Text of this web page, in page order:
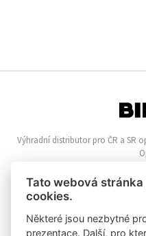
Výhradní distributor pro ČR a SR
Tato webová
cookies.
Některé jsou nezbytné
prezentace. Další, pro